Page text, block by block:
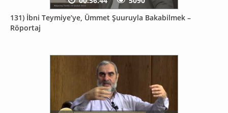
131) İbni Teymiye’ye, Ümmet Şuuruyla Bakabilmek –
Röportaj